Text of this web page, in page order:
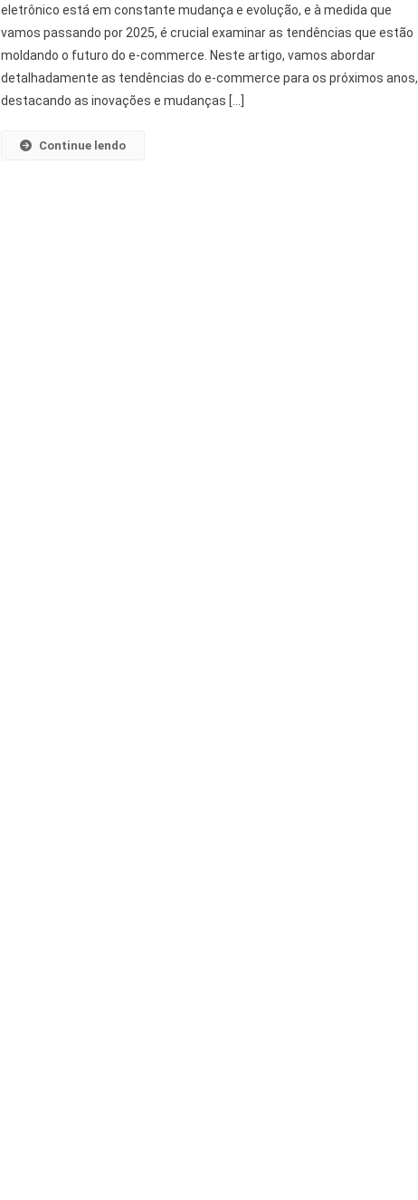
eletrônico está em constante mudança e evolução, e à medida que
vamos passando por 2025, é crucial examinar as tendências que estão
moldando o futuro do e-commerce. Neste artigo, vamos abordar
detalhadamente as tendências do e-commerce para os próximos anos,
destacando as inovações e mudanças […]
Continue lendo